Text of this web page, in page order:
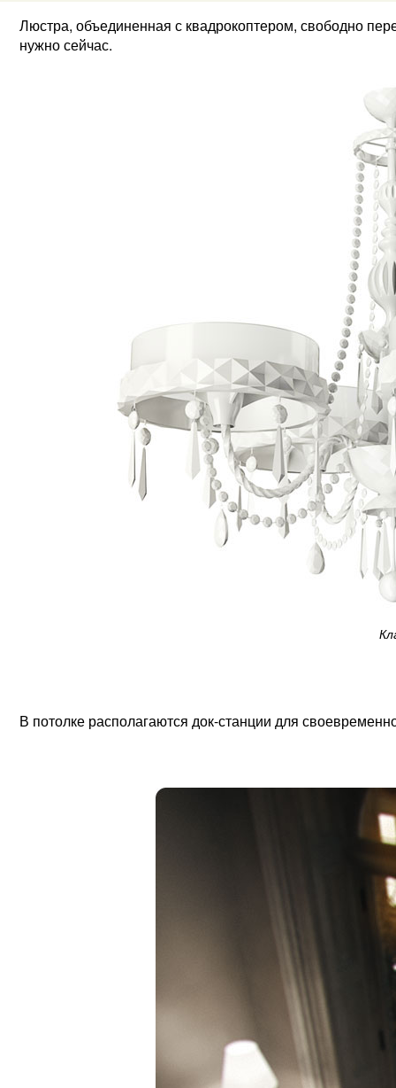
Люстра, объединенная с квадрокоптером, свободно
нужно сейчас.
В потолке располагаются док-станции для